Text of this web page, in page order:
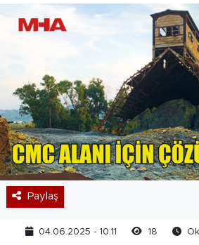
Paylaş
04.06.2025 - 10:11 18